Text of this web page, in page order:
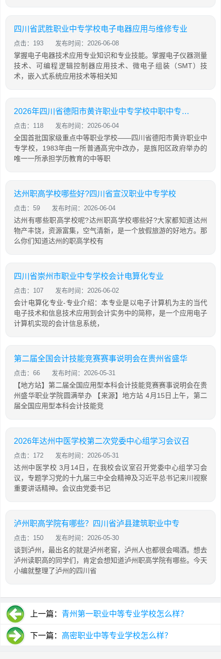
四川省武胜职业中专学校电子电器应用与维修专业
点击：193 发布时间：2026-06-08
掌握电子电器技术应用专业知识和专业技能。掌握电子仪器测量
技术、可编程逻辑控制器应用技术、微电子组装（SMT）技
术，嵌入式系统应用技术等相关知
2026年四川省德阳市黄许职业中专学校中职中专招生简章
点击：118 发布时间：2026-06-04
全国首批国家级重点中等职业学校——四川省德阳市黄许职业中
专学校，1983年由一所普通高完中改办，是旌阳区政府举办的
唯一一所承担学历教育的中等职
达州职高学校哪些好?四川省宣汉职业中专学校
点击：59 发布时间：2026-06-04
达州有哪些职高学校呢?达州职高学校哪些好?大家都知道达州
物产丰饶，资源富集，空气清新，是一个放假旅游的好地方。那
么你们知道达州的职高学校有
四川省崇州市职业中专学校会计电算化专业
点击：107 发布时间：2026-06-02
会计电算化专业-专业介绍：本专业是以电子计算机为主的当代
电子技术和信息技术应用到会计实务中的简称，是一个应用电子
计算机实现的会计信息系统，
第二届全国会计技能竞赛赛事说明会在贵州省盛华
点击：66 发布时间：2026-05-31
【地方站】第二届全国应用型本科会计技能竞赛赛事说明会在贵
州盛华职业学院圆满举办 【来源】地方站 4月15日上午，第二
届全国应用型本科会计技能竞
2026年达州中医学校第二次党委中心组学习会议召
点击：172 发布时间：2026-05-31
达州中医学校 3月14日，在我校会议室召开党委中心组学习会
议，专题学习党的十九届三中全会精神及习近平总书记来川视察
重要讲话精神。会议由党委书记
泸州职高学院有哪些？四川省泸县建筑职业中专
点击：150 发布时间：2026-05-30
谈到泸州，最出名的就是泸州老窖，泸州人也都很会喝酒。想去
泸州读职高的同学们，肯定会想知道泸州职高学院有哪些。今天
小编就整理了泸州的四川省
上一篇： 青州第一职业中等专业学校怎么样？
下一篇： 高密职业中等专业学校怎么样？